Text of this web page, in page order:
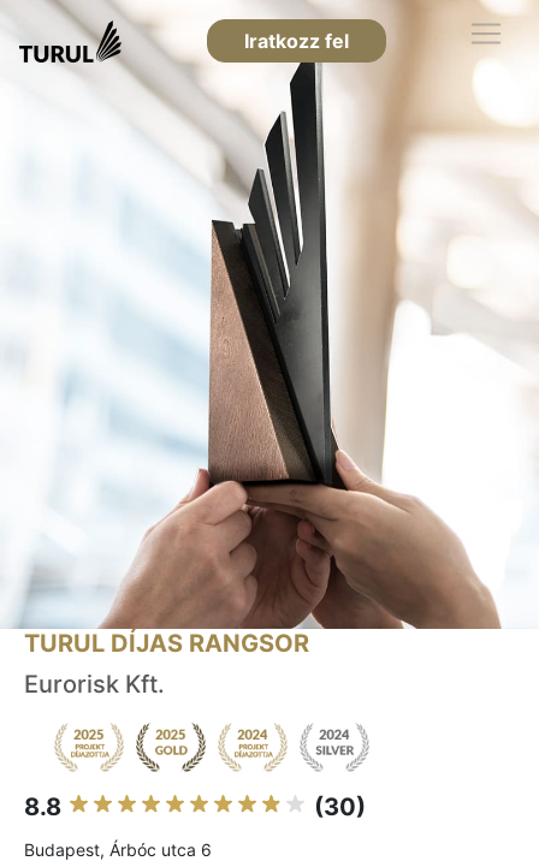
Iratkozz fel
TURUL DÍJAS RANGSOR
Eurorisk Kft.
8.8 (30)
Budapest, Árbóc utca 6